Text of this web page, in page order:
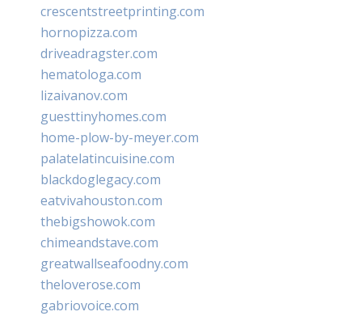
crescentstreetprinting.com
hornopizza.com
driveadragster.com
hematologa.com
lizaivanov.com
guesttinyhomes.com
home-plow-by-meyer.com
palatelatincuisine.com
blackdoglegacy.com
eatvivahouston.com
thebigshowok.com
chimeandstave.com
greatwallseafoodny.com
theloverose.com
gabriovoice.com